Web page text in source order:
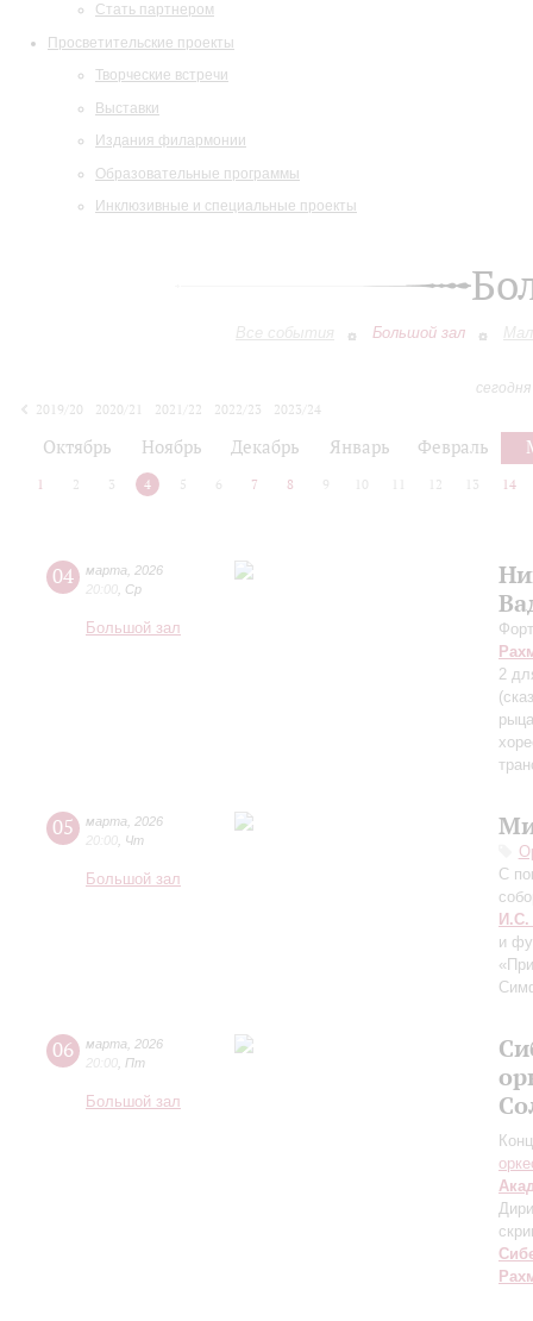
Стать партнером
Просветительские проекты
Творческие встречи
Выставки
Издания филармонии
Образовательные программы
Инклюзивные и специальные проекты
Все события Большой зал
2019/20
2020/21 2021/22 2022/23
2023/24
Октябрь Ноябрь Декабрь Январь Февраль
1 2 3 4 5 6 7 8 9 10 12 13 14
04 марта
2026
20:00 Ср
Большой зал
2
05 марта
2026
20:00 Чт
Большой зал
С
И.С.
и
06 марта
2026
20:00 Пт
Большой зал